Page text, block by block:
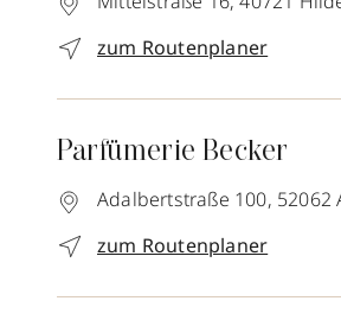
zum Routenplaner
Parfümerie Becker
Adalbertstraße 100, 52062
zum Routenplaner